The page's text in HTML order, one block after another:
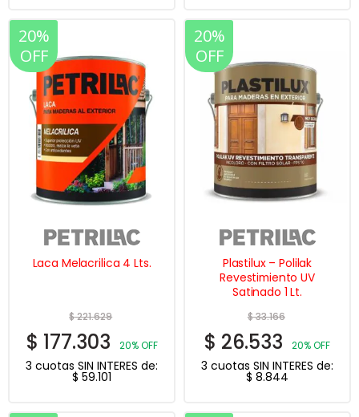
20%
OFF
Laca Melacrilica 4 Lts.
$221.629
$ 177.303 20% OFF
3 cuotas SIN INTERES de:
$ 59.101
20%
OFF
Plastilux – Polilak
Revestimiento UV
Satinado 1 Lt.
$33.166
$ 26.533 20% OFF
3 cuotas SIN INTERES de:
$ 8.844